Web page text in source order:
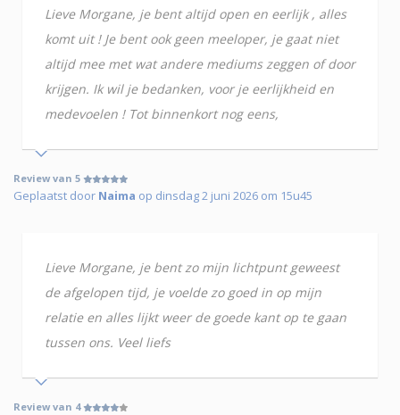
Lieve Morgane, je bent altijd open en eerlijk , alles
komt uit ! Je bent ook geen meeloper, je gaat niet
altijd mee met wat andere mediums zeggen of door
krijgen. Ik wil je bedanken, voor je eerlijkheid en
medevoelen ! Tot binnenkort nog eens,
Review van 5
Geplaatst door Naima op dinsdag 2 juni 2026 om 15u45
Lieve Morgane, je bent zo mijn lichtpunt geweest
de afgelopen tijd, je voelde zo goed in op mijn
relatie en alles lijkt weer de goede kant op te gaan
tussen ons. Veel liefs
Review van 4